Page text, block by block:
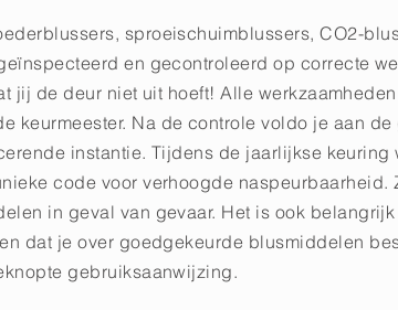
sproeischuimblussers, CO2-
en gecontroleerd op correcte
jij de deur niet uit hoeft! Alle
keurmeester. Na de controle voldo je aan
instantie. Tijdens de jaarlijkse keuring
code voor verhoogde naspeurbaarheid.
in geval van gevaar. Het is ook
dat je over goedgekeurde blusmiddelen
gebruiksaanwijzing.